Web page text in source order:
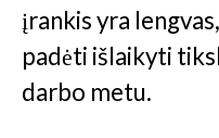
įrankis yra
padėti išlaikyti
darbo metu.